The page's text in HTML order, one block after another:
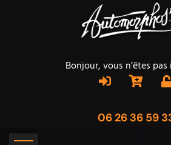
Bonjour, vous n’êtes
06 26 36 59